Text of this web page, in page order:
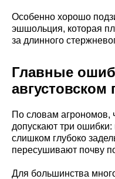
Особенно хорошо
эшшольция, которая
за длинного
Главные
августовском
По словам агрономов,
допускают три
слишком глубоко
пересушивают почву
Для большинства